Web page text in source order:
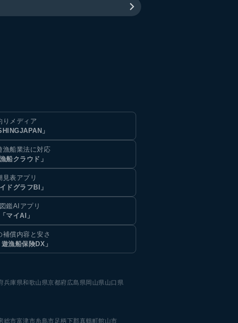
りメディア
」
漁船業法に対応
漁船クラウド」
見表アプリ
イドグラフBI」
鑑AIアプリ
「マイAI」
補償内容と安さ
遊漁船保険DX」
兵庫県和歌山県京都府広島県岡山県山口県
総市富津市糸島市足柄下郡真鶴町館山市